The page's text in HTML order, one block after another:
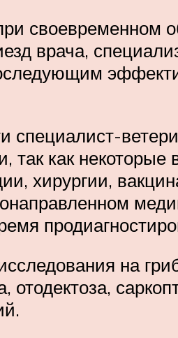
своевременном
врача,
специалист-
так как
хирургии,
на
отодектоза,